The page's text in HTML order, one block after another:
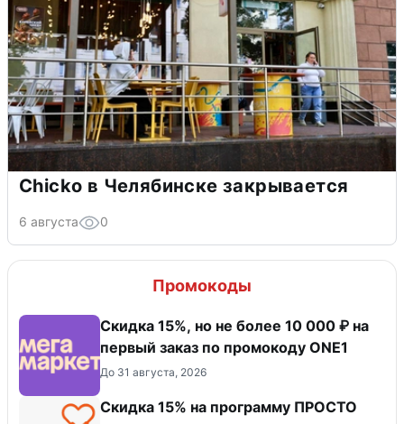
Chicko в Челябинске закрывается
6 августа 0
Промокоды
Скидка 15%, но не более 10 000 ₽ на
первый заказ по промокоду ONE1
До 31 августа, 2026
Скидка 15% на программу ПРОСТО